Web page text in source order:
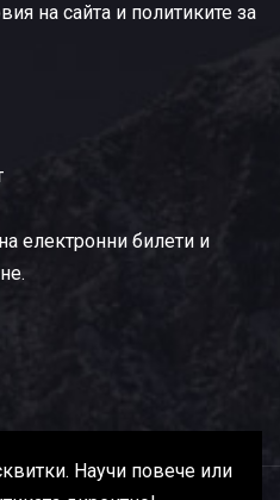
на сайта и политиките за
електронни билети и
.
Научи повече или